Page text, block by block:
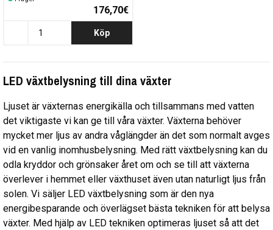
176,70€
Köp
LED växtbelysning till dina växter
Ljuset är växternas energikälla och tillsammans med vatten
det viktigaste vi kan ge till våra växter. Växterna behöver
mycket mer ljus av andra våglängder än det som normalt avges
vid en vanlig inomhusbelysning. Med rätt växtbelysning kan du
odla kryddor och grönsaker året om och se till att växterna
överlever i hemmet eller växthuset även utan naturligt ljus från
solen. Vi säljer LED växtbelysning som är den nya
energibesparande och överlägset bästa tekniken för att belysa
växter. Med hjälp av LED tekniken optimeras ljuset så att det